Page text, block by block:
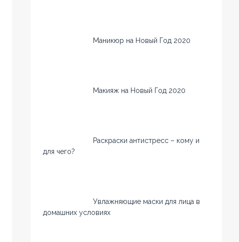
Маникюр на Новый Год 2020
Макияж на Новый Год 2020
Раскраски антистресс – кому и
для чего?
Увлажняющие маски для лица в
домашних условиях